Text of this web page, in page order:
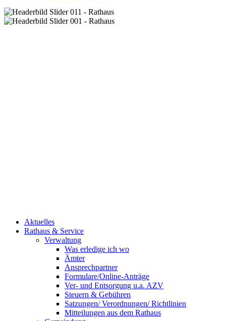
Aktuelles
Rathaus & Service
Verwaltung
Was erledige ich wo
Ämter
Ansprechpartner
Formulare/Online-Anträge
Ver- und Entsorgung u.a. AZV
Steuern & Gebühren
Satzungen/ Verordnungen/ Richtlinien
Mitteilungen aus dem Rathaus